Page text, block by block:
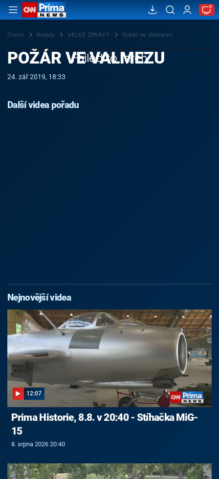
Domů Pořady VELKÉ ZPRÁVY Požár ve Valmezu
Failed to fetch
POŽÁR VE VALMEZU
24. zář 2019, 18:33
Další videa pořadu
Nejnovější videa
12:07
Prima Historie, 8.8. v 20:40 - Stíhačka MiG-
15
8. srpna 2026 20:40